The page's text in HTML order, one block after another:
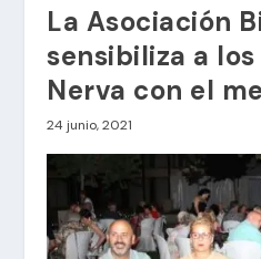
La Asociación
sensibiliza a
Nerva con el
24 junio, 2021